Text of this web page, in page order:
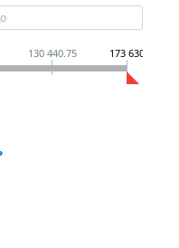
130 440.75 173 630